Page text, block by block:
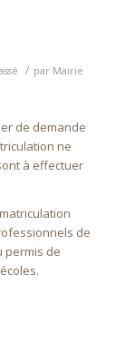
/ par Mairie
de demande
ne
à effectuer
de
permis de